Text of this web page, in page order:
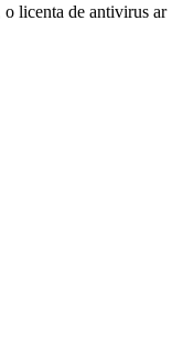
licenta de antivirus ar